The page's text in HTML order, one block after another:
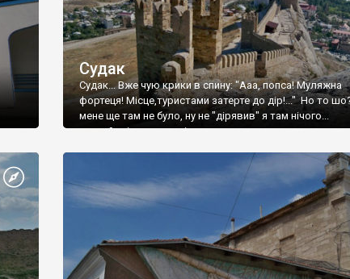
Судак
Судак... Вже чую крики в спину: "Ааа, попса! Муляжна
фортеця! Місце,туристами затерте до дір!..." Но то
мене ще там не було, ну не "дірявив" я там нічого...
принаймні до цього літа.